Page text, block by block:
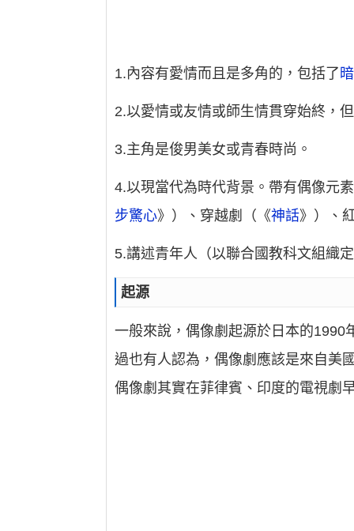
1.內容有愛情而且是多角的，包括了
2.以愛情或友情或師生情貫穿始終，
3.主角是俊男美女或青春時尚。
4.以現當代為時代背景。帶有偶像元
步驚心》）、穿越劇（《神話》）、
5.講述青年人（以聯合國教科文組織
起源
一般來說，偶像劇起源於日本的1990
過也有人認為，偶像劇應該是來自美
偶像劇其實在菲律賓、印度的電視劇